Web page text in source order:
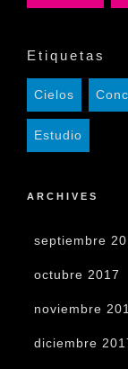
Etiquetas
Cielos
Estudio
ARCHIVES
septiembre
octubre 2017
noviembre
diciembre